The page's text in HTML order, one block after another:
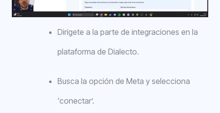
Dirígete a la parte de integraciones en la
plataforma de Dialecto.
Busca la opción de Meta y selecciona
‘conectar’.